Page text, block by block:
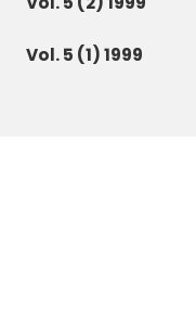
Vol. 5 (1) 1999